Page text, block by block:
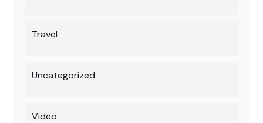
Travel
Uncategorized
Video